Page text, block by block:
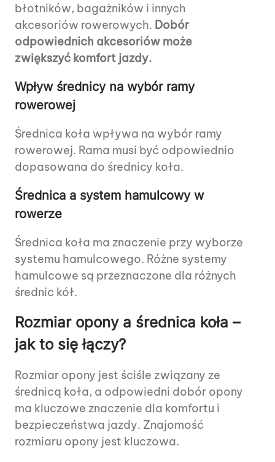
błotników, bagażników i innych
akcesoriów rowerowych. Dobór
odpowiednich akcesoriów może
zwiększyć komfort jazdy.
Wpływ średnicy na wybór ramy
rowerowej
Średnica koła wpływa na wybór ramy
rowerowej. Rama musi być odpowiednio
dopasowana do średnicy koła.
Średnica a system hamulcowy w
rowerze
Średnica koła ma znaczenie przy wyborze
systemu hamulcowego. Różne systemy
hamulcowe są przeznaczone dla różnych
średnic kół.
Rozmiar opony a średnica koła –
jak to się łączy?
Rozmiar opony jest ściśle związany ze
średnicą koła, a odpowiedni dobór opony
ma kluczowe znaczenie dla komfortu i
bezpieczeństwa jazdy. Znajomość
rozmiaru opony jest kluczowa.